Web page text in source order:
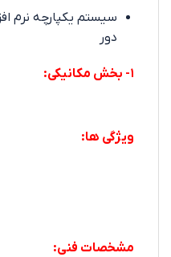
سیستم یکپارچه نرم
دور
۱- بخش مکانیکی:
ویژگی ها:
مشخصات فنی: